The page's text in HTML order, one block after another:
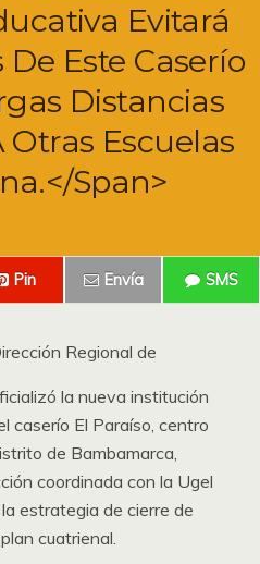
Evitará
Este Caserío
Distancias
Escuelas
span>
Pin Envía SMS
Regional de
la nueva institución
caserío El Paraíso, centro
de Bambamarca,
coordinada con la Ugel
estrategia de cierre de
cuatrienal.